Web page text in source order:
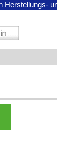
Herstellungs-